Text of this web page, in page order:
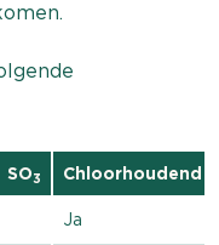
SO3 Chloorhoudend
Ja